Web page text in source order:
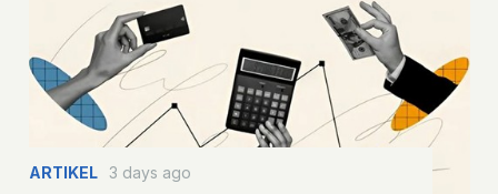
ARTIKEL 3 days ago